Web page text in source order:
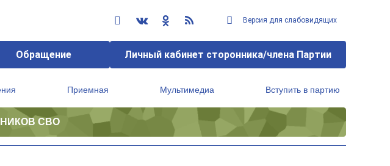
Версия для слабовидящих
Обращение Личный кабинет сторонника/члена Партии
Приемная Мультимедиа Вступить в партию
СВО